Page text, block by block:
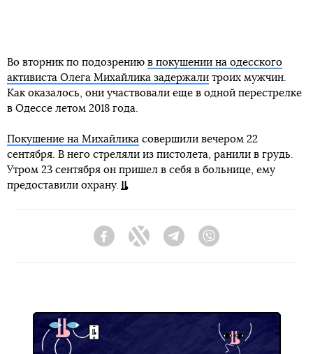
Во вторник по подозрению в покушении на одесского
активиста Олега Михайлика задержали троих мужчин.
Как оказалось, они участвовали еще в одной перестрелке
в Одессе летом 2018 года.
Покушение на Михайлика совершили вечером 22
сентября. В него стреляли из пистолета, ранили в грудь.
Утром 23 сентября он пришел в себя в больнице, ему
предоставили охрану.
FacebookTwitter Telegram